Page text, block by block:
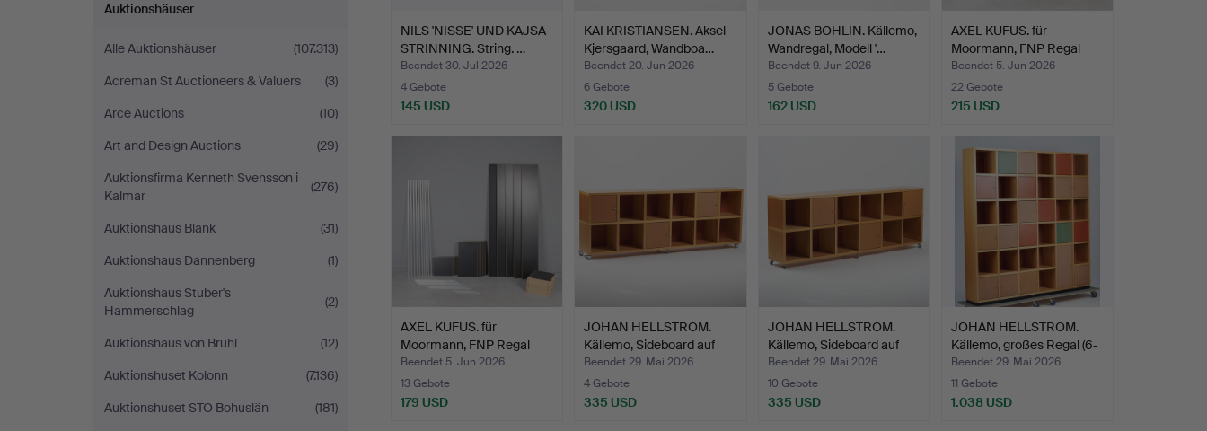
Auktionshäuser
Alle Auktionshäuser
(107.313)
Acreman St Auctioneers & Valuers
(3)
Arce Auctions
(10)
Art and Design Auctions
(29)
Auktionsfirma Kenneth Svensson i
Kalmar
(276)
Auktionshaus Blank
(31)
Auktionshaus Dannenberg
(1)
Auktionshaus Stuber's
Hammerschlag
(2)
Auktionshaus von Brühl
(12)
Auktionshuset Kolonn
(7.136)
Auktionshuset STO Bohuslän
(181)
NILS 'NISSE' UND KAJSA
STRINNING. String. …
Beendet 30. Jul 2026
4 Gebote
145 USD
KAI KRISTIANSEN. Aksel
Kjersgaard, Wandboa…
Beendet 20. Jun 2026
6 Gebote
320 USD
JONAS BOHLIN. Källemo,
Wandregal, Modell '…
Beendet 9. Jun 2026
5 Gebote
162 USD
AXEL KUFUS. für
Moormann, FNP Regal
System…
Beendet 5. Jun 2026
22 Gebote
215 USD
AXEL KUFUS. für
Moormann, FNP Regal
System…
Beendet 5. Jun 2026
13 Gebote
179 USD
JOHAN HELLSTRÖM.
Källemo, Sideboard auf
Ro…
Beendet 29. Mai 2026
4 Gebote
335 USD
JOHAN HELLSTRÖM.
Källemo, Sideboard auf
Ro…
Beendet 29. Mai 2026
10 Gebote
335 USD
JOHAN HELLSTRÖM.
Källemo, großes Regal (6-
…
Beendet 29. Mai 2026
11 Gebote
1.038 USD